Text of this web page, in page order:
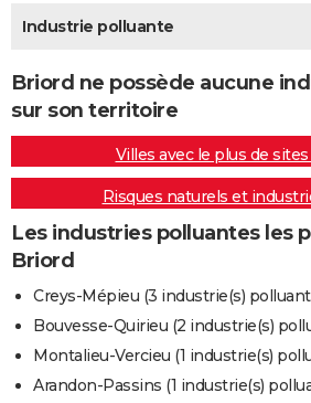
Destinations
City break
Voyage nature
Voyage de noces
Forum
Climat
+PHOTO
GUIDES D'ACHAT
BONS PLANS
CARTE DE VOEUX
Carte de Noël
Carte Bonne année
Carte Saint-Valentin
Carte d'anniversaire
DICTIONNAIRE
Dictionnaire
Biographies
Citations
Expressions
Proverbes
PROGRAMME TV
COPAINS D'AVANT
S'inscrire
Se connecter
Lycées
Collèges
Primaires
Universités
Entreprises
Service militaire
Avis de recherche
FORUM
Industrie polluante
Briord ne possède aucune
sur son territoire
Villes avec le plus de
Risques naturels et
Les industries polluantes les
Briord
Creys-Mépieu (3 industrie(s)
Bouvesse-Quirieu (2 industrie(s)
Montalieu-Vercieu (1 industrie(s)
Arandon-Passins (1 industrie(s)